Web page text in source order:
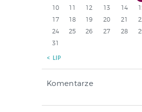
10
11 12 13 14
17
18 19 20 21
24
25 26 27 28
31
« LIP
Komentarze